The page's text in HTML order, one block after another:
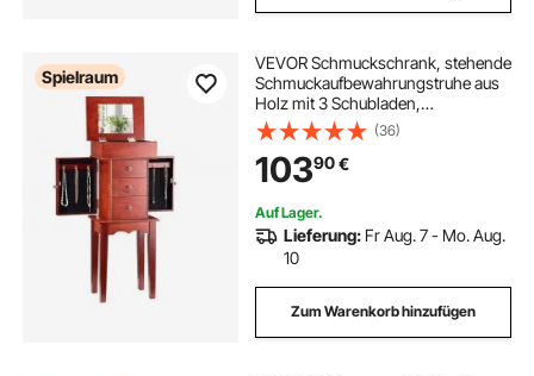
Spielraum
VEVOR Schmuckschrank, stehende
Schmuckaufbewahrungstruhe aus
Holz mit 3 Schubladen,
Klappspiegel, 4 oberen
Ablagefächern, Griffen aus
Zinklegierung, 2 Seitentüren mit 6
Halskettenhaken
(36)
10390€
Auf Lager.
Lieferung: Fr Aug. 7 - Mo. Aug.
10
Zum Warenkorb hinzufügen